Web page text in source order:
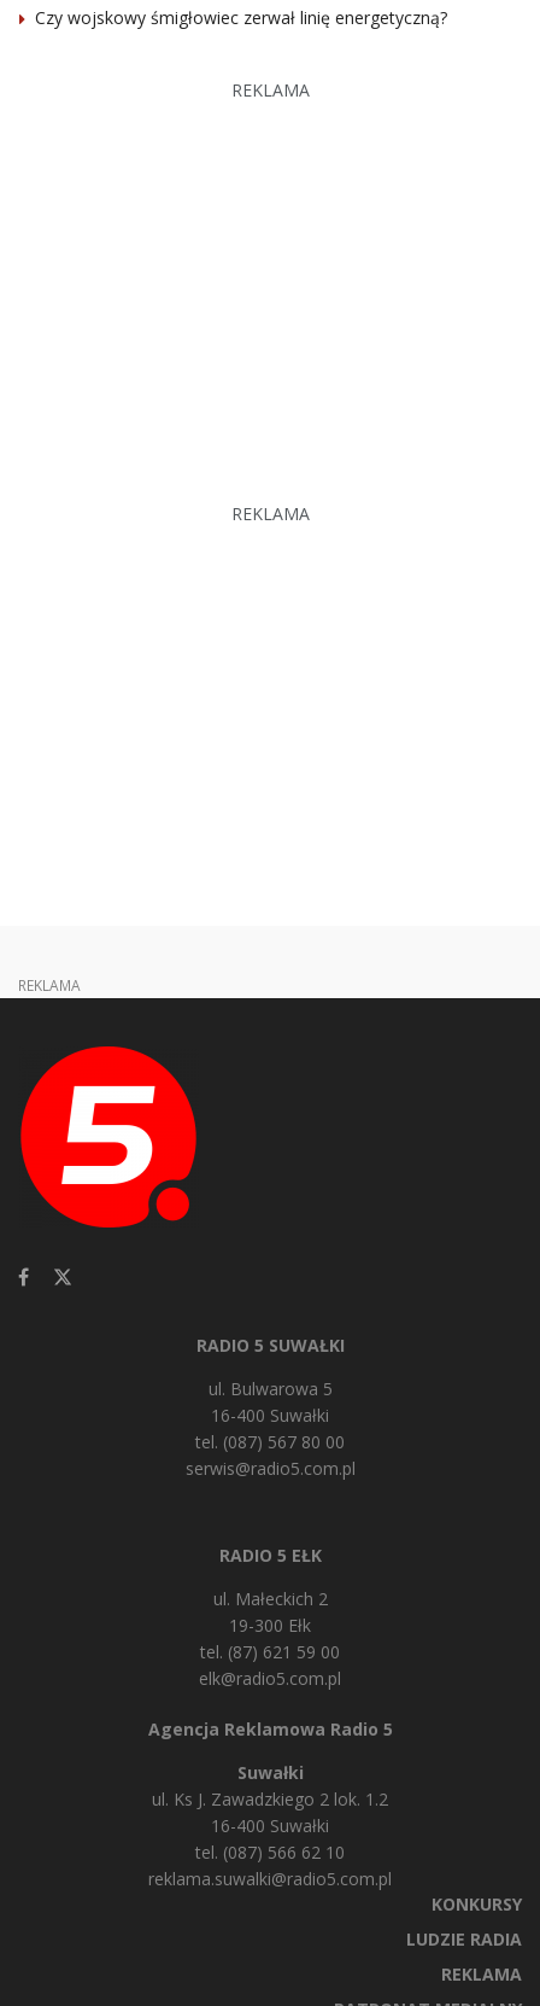
Czy wojskowy śmigłowiec zerwał linię energetyczną?
REKLAMA
REKLAMA
REKLAMA
RADIO 5 SUWAŁKI
ul. Bulwarowa 5
16-400 Suwałki
tel. (087) 567 80 00
serwis@radio5.com.pl
RADIO 5 EŁK
ul. Małeckich 2
19-300 Ełk
tel. (87) 621 59 00
elk@radio5.com.pl
Agencja Reklamowa Radio 5
Suwałki
ul. Ks J. Zawadzkiego 2 lok. 1.2
16-400 Suwałki
tel. (087) 566 62 10
reklama.suwalki@radio5.com.pl
KONKURSY
LUDZIE RADIA
REKLAMA